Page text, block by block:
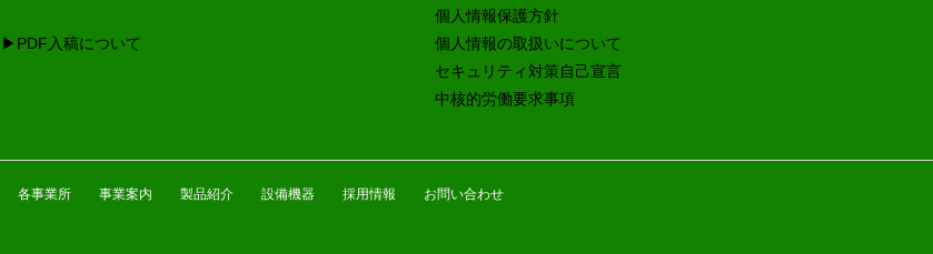
▶PDF入稿について
個人情報保護方針
個人情報の取扱いについて
セキュリティ対策自己宣言
中核的労働要求事項
各事業所 事業案内 製品紹介 設備機器 採用情報 お問い合わせ